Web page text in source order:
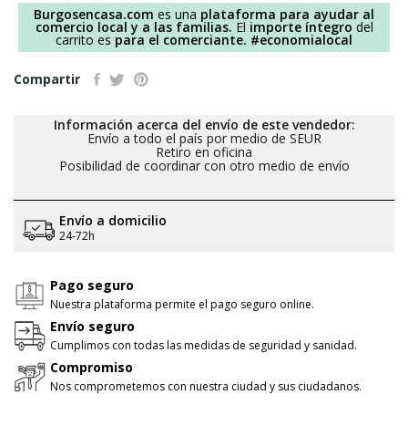
Burgosencasa.com es una plataforma para ayudar al
comercio local y a las familias. El importe íntegro del
carrito es para el comerciante. #economialocal
Compartir
Información acerca del envío de este vendedor:
Envío a todo el país por medio de SEUR
Retiro en oficina
Posibilidad de coordinar con otro medio de envío
Envío a domicilio
24-72h
Pago seguro
Nuestra plataforma permite el pago seguro online.
Envío seguro
Cumplimos con todas las medidas de seguridad y sanidad.
Compromiso
Nos comprometemos con nuestra ciudad y sus ciudadanos.